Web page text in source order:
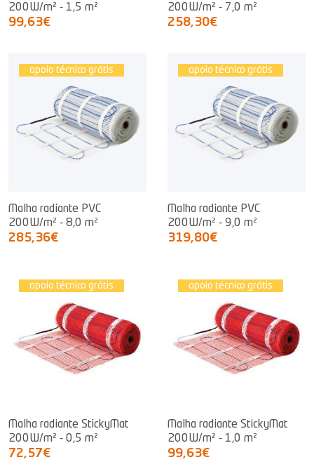
200W/m² - 1,5 m²
99,63€
200W/m² - 7,0 m²
258,30€
apoio técnico grátis
Malha radiante PVC
200W/m² - 8,0 m²
285,36€
apoio técnico grátis
Malha radiante PVC
200W/m² - 9,0 m²
319,80€
apoio técnico grátis
Malha radiante StickyMat
200W/m² - 0,5 m²
72,57€
apoio técnico grátis
Malha radiante StickyMat
200W/m² - 1,0 m²
99,63€